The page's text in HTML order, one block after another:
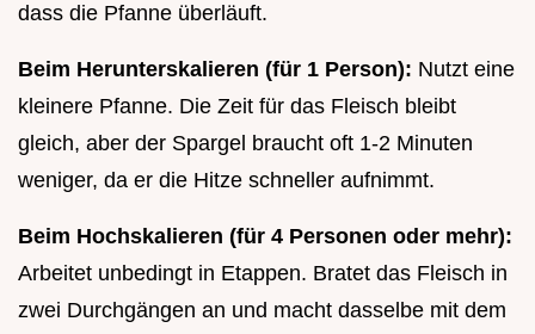
dass die Pfanne überläuft.
Beim Herunterskalieren (für 1 Person): Nutzt eine
kleinere Pfanne. Die Zeit für das Fleisch bleibt
gleich, aber der Spargel braucht oft 1-2 Minuten
weniger, da er die Hitze schneller aufnimmt.
Beim Hochskalieren (für 4 Personen oder mehr):
Arbeitet unbedingt in Etappen. Bratet das Fleisch in
zwei Durchgängen an und macht dasselbe mit dem